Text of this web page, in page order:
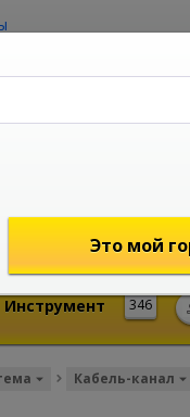
shop@mireks.ru
346
Инструмент
Кабель-канал
Это мой